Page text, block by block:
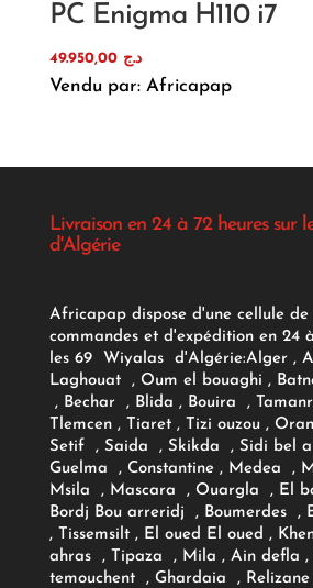
PC Enigma H110 i7
د.ج 49.950,00
Vendu par: Africapap
Livraison en 24 à 72 heures sur
d'Algérie
Africapap dispose d'une cellule
commandes et d'expédition en 24
les 69 Wiyalas d'Algérie:Alger ,
Laghouat , Oum el bouaghi ,
, Bechar , Blida , Bouira ,
Tlemcen , Tiaret , Tizi ouzou ,
Setif , Saida , Skikda , Sidi bel
Guelma , Constantine , Medea ,
Msila , Mascara , Ouargla , El
Bordj Bou arreridj , Boumerdes ,
, Tissemsilt , El oued El oued ,
ahras , Tipaza , Mila , Ain defla ,
temouchent , Ghardaia , Relizane